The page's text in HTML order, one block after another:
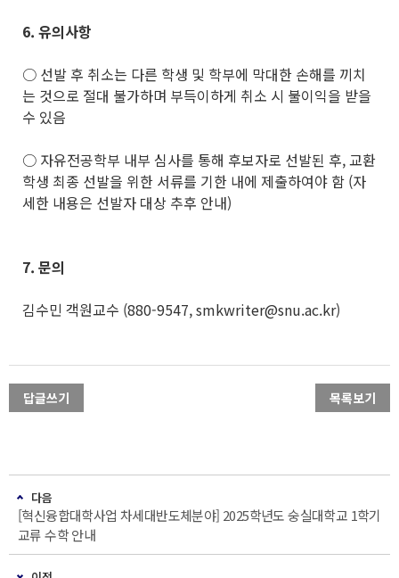
6. 유의사항
○ 선발 후 취소는 다른 학생 및 학부에 막대한 손해를 끼치
는 것으로 절대 불가하며 부득이하게 취소 시 불이익을 받을
수 있음
○ 자유전공학부 내부 심사를 통해 후보자로 선발된 후, 교환
학생 최종 선발을 위한 서류를 기한 내에 제출하여야 함 (자
세한 내용은 선발자 대상 추후 안내)
7. 문의
김수민 객원교수 (880-9547, smkwriter@snu.ac.kr)
답글쓰기 목록보기
다음
[혁신융합대학사업 차세대반도체분야] 2025학년도 숭실대학교 1학기
교류 수학 안내